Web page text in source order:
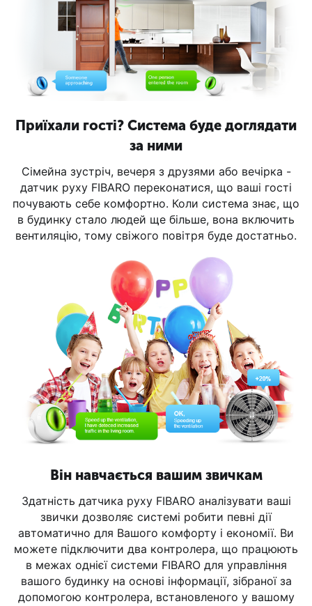
Приїхали гості? Система буде доглядати
за ними
Сімейна зустріч, вечеря з друзями або вечірка -
датчик руху FIBARO переконатися, що ваші гості
почувають себе комфортно. Коли система знає, що
в будинку стало людей ще більше, вона включить
вентиляцію, тому свіжого повітря буде достатньо.
Він навчається вашим звичкам
Здатність датчика руху FIBARO аналізувати ваші
звички дозволяє системі робити певні дії
автоматично для Вашого комфорту і економії. Ви
можете підключити два контролера, що працюють
в межах однієї системи FIBARO для управління
вашого будинку на основі інформації, зібраної за
допомогою контролера, встановленого у вашому